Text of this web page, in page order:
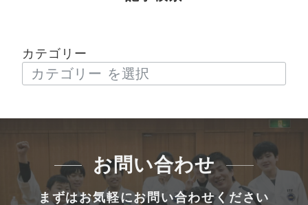
カテゴリー
お問い合わせ
まずはお気軽にお問い合わせください